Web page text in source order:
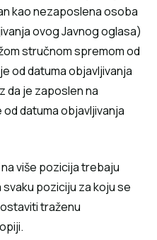
kao nezaposlena osoba
ovog Javnog oglasa)
stručnom spremom od
od datuma objavljivanja
da je zaposlen na
datuma objavljivanja
više pozicija trebaju
poziciju za koju se
traženu